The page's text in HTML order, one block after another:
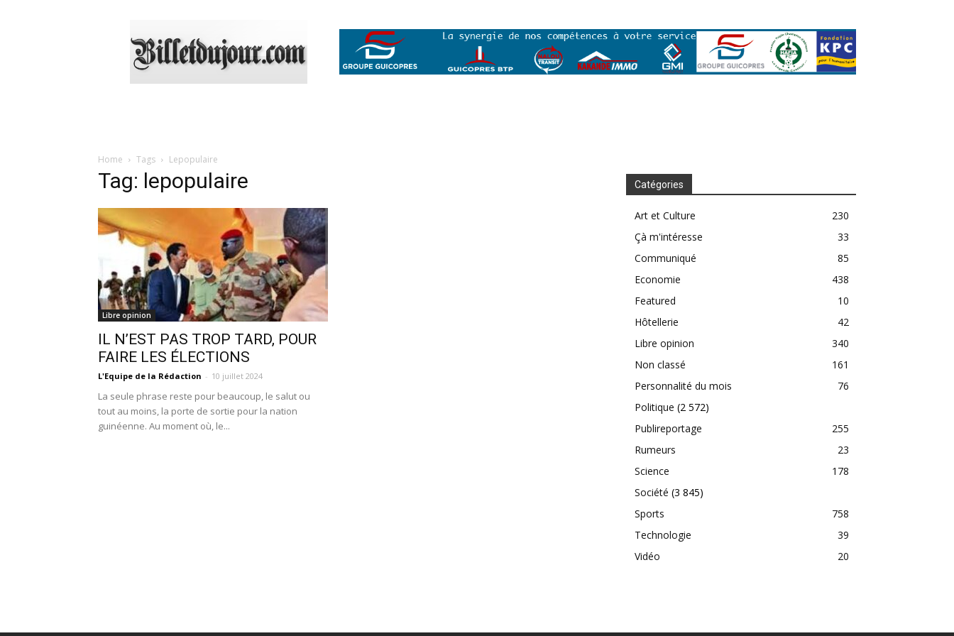
Home Tags Lepopulaire
Tag: lepopulaire
Libre opinion
IL N’EST PAS TROP TARD, POUR
FAIRE LES ÉLECTIONS
L'Equipe de la Rédaction - 10 juillet 2024
La seule phrase reste pour beaucoup, le salut ou
tout au moins, la porte de sortie pour la nation
guinéenne. Au moment où, le...
Catégories
Art et Culture
230
Çà m'intéresse
33
Communiqué
85
Economie
438
Featured
10
Hôtellerie
42
Libre opinion
340
Non classé
161
Personnalité du mois
76
Politique (2 572)
Publireportage
255
Rumeurs
23
Science
178
Société (3 845)
Sports
758
Technologie
39
Vidéo
20